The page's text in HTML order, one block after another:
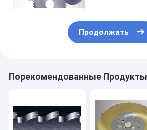
Продолжать
Порекомендованные Продукты